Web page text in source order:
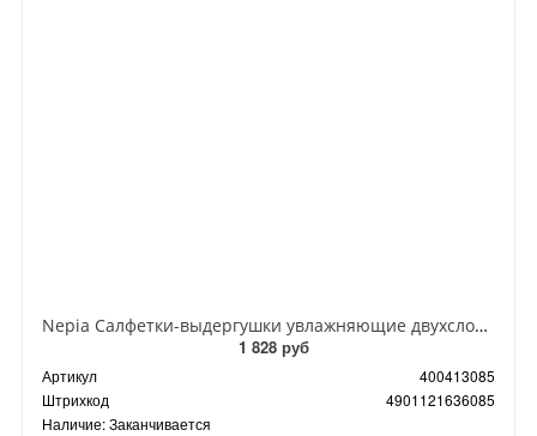
Nepia Салфетки-выдергушки увлажняющие двухслойные особомягкие 200 шт
1 828 руб
Артикул
400413085
Штрихкод
4901121636085
Наличие:Заканчивается